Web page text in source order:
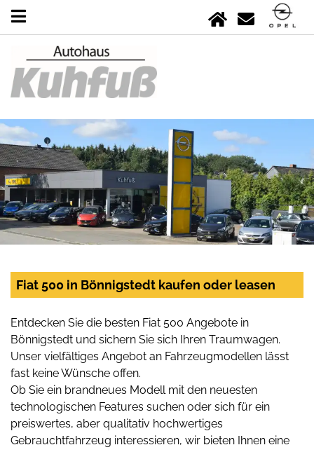
Fiat 500 in Bönnigstedt kaufen oder leasen
Entdecken Sie die besten Fiat 500 Angebote in
Bönnigstedt und sichern Sie sich Ihren Traumwagen.
Unser vielfältiges Angebot an Fahrzeugmodellen lässt
fast keine Wünsche offen.
Ob Sie ein brandneues Modell mit den neuesten
technologischen Features suchen oder sich für ein
preiswertes, aber qualitativ hochwertiges
Gebrauchtfahrzeug interessieren, wir bieten Ihnen eine